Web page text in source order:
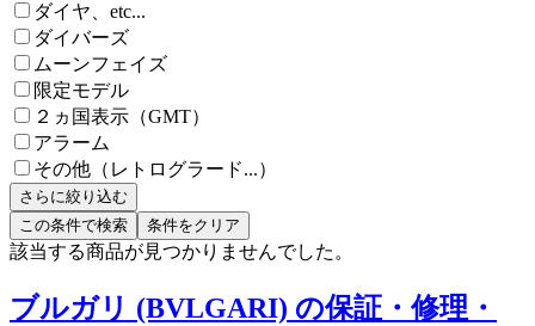
ダイヤ、etc...
ダイバーズ
ムーンフェイズ
限定モデル
２ヵ国表示（GMT）
アラーム
その他（レトログラード...）
さらに絞り込む
この条件で検索
条件をクリア
該当する商品が見つかりませんでした。
ブルガリ (BVLGARI) の保証・修理・